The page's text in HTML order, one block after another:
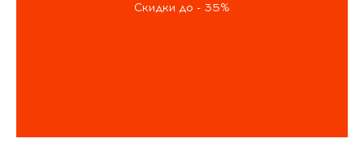
Скидки до - 35%